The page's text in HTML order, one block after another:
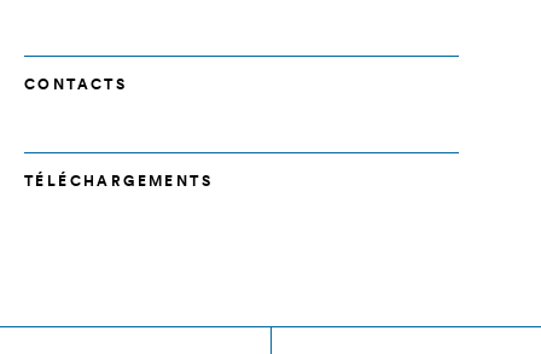
CONTACTS
TÉLÉCHARGEMENTS